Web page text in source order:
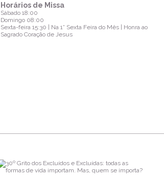
Horários de Missa
Sábado 18:00
Domingo 08:00
Sexta-feira 15:30 | Na 1° Sexta Feira do Mês | Honra ao
Sagrado Coração de Jesus